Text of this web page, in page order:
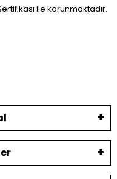
ile korunmaktadır.